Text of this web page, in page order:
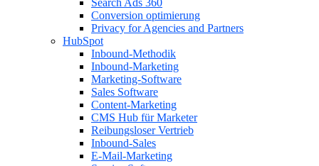
Search Ads 360
Conversion optimierung
Privacy for Agencies and Partners
HubSpot
Inbound-Methodik
Inbound-Marketing
Marketing-Software
Sales Software
Content-Marketing
CMS Hub für Marketer
Reibungsloser Vertrieb
Inbound-Sales
E-Mail-Marketing